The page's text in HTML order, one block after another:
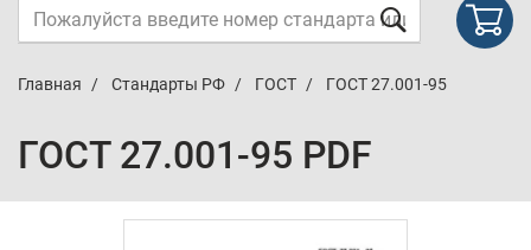
Главная Стандарты РФ ГОСТ ГОСТ 27.001-95
ГОСТ 27.001-95 PDF